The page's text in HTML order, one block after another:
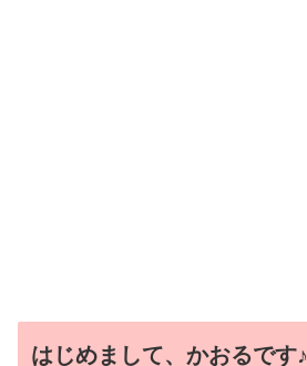
はじめまして、かおるです♪